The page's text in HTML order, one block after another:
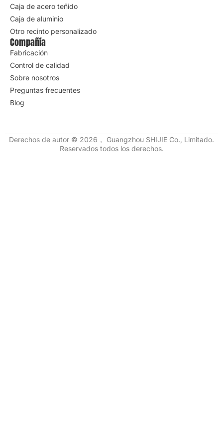
Caja de acero teñido
Caja de aluminio
Otro recinto personalizado
Compañía
Fabricación
Control de calidad
Sobre nosotros
Preguntas frecuentes
Blog
Derechos de autor © 2026， Guangzhou SHIJIE Co., Limitado.
Reservados todos los derechos.